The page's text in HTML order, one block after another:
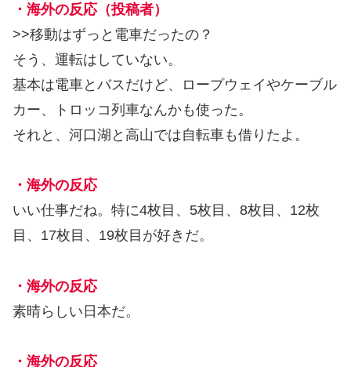
・海外の反応（投稿者）
>>移動はずっと電車だったの？
そう、運転はしていない。
基本は電車とバスだけど、ロープウェイやケーブル
カー、トロッコ列車なんかも使った。
それと、河口湖と高山では自転車も借りたよ。
・海外の反応
いい仕事だね。特に4枚目、5枚目、8枚目、12枚
目、17枚目、19枚目が好きだ。
・海外の反応
素晴らしい日本だ。
・海外の反応